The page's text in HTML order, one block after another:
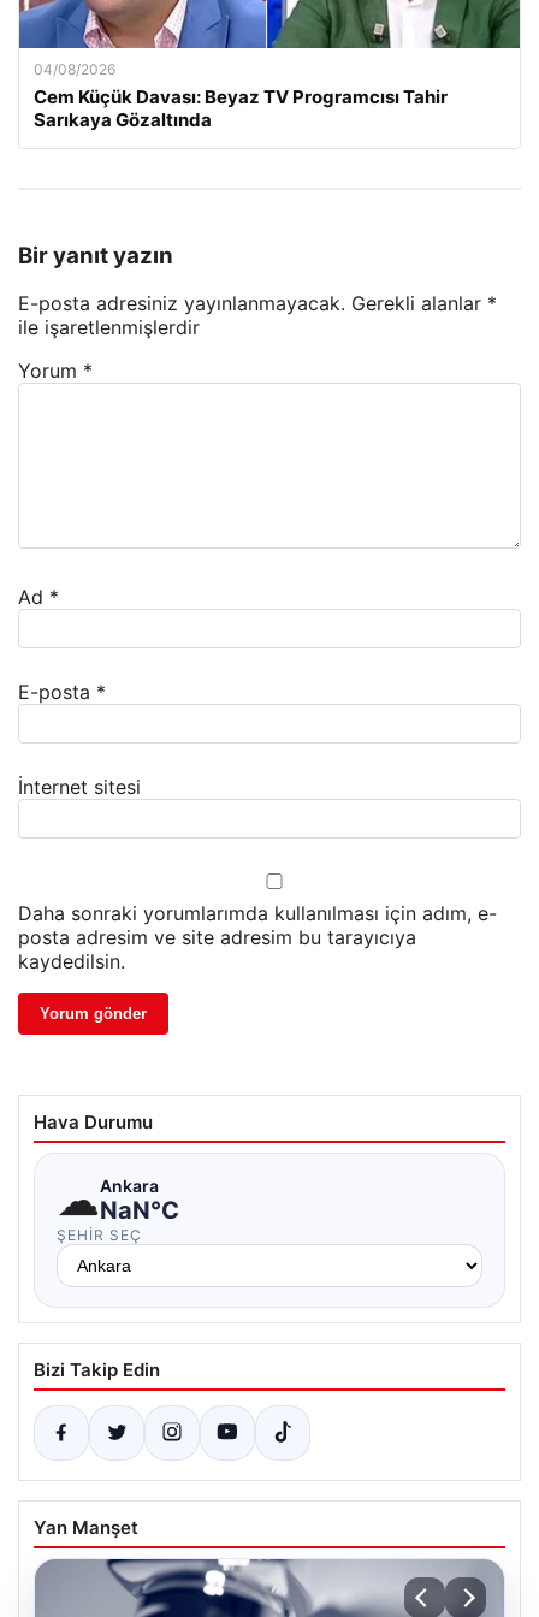
04/08/2026
Cem Küçük Davası: Beyaz TV Programcısı Tahir
Sarıkaya Gözaltında
Bir yanıt yazın
E-posta adresiniz yayınlanmayacak. Gerekli alanlar *
ile işaretlenmişlerdir
Yorum *
Ad *
E-posta *
İnternet sitesi
Daha sonraki yorumlarımda kullanılması için adım, e-
posta adresim ve site adresim bu tarayıcıya
kaydedilsin.
Hava Durumu
☁Ankara
NaN°C
ŞEHIR SEÇ
Bizi Takip Edin
Yan Manşet